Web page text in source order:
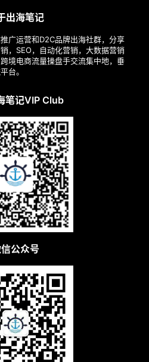
出海笔记
广运营和D2C品牌出海社群，分享
，SEO，自动化营销，大数据营销
境电商流量操盘手交流集中地，垂
台。
笔记VIP Club
公众号